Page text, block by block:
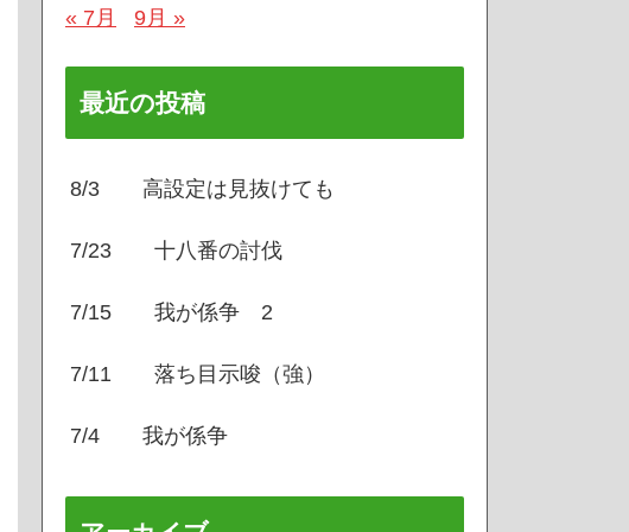
« 7月 9月 »
最近の投稿
8/3 高設定は見抜けても
7/23 十八番の討伐
7/15 我が係争 2
7/11 落ち目示唆（強）
7/4 我が係争